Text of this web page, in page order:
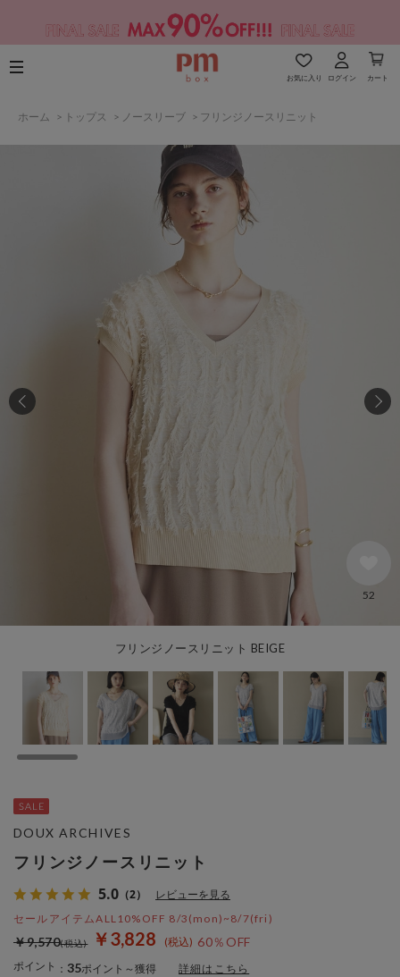
お気に入り ログイン カート
ホーム > トップス > ノースリーブ > フリンジノースリニット
フリンジノースリニット BEIGE
52
フリンジノースリニット
5.0 （2） レビューを見る
セールアイテムALL10%OFF 8/3(mon)~8/7(fri)
￥3,828 60％OFF
￥9,570
ポイント ： 35ポイント～獲得 詳細はこちら
DOUX ARCHIVES